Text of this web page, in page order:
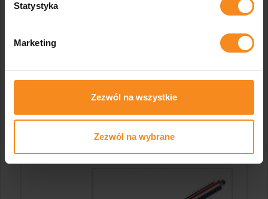
Statystyka
Marketing
Zezwól na wszystkie
Zezwól na wybrane